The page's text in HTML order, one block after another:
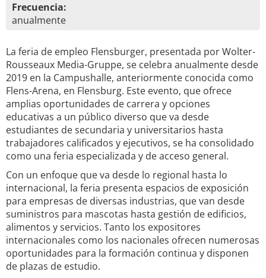
Frecuencia:
anualmente
La feria de empleo Flensburger, presentada por Wolter-
Rousseaux Media-Gruppe, se celebra anualmente desde
2019 en la Campushalle, anteriormente conocida como
Flens-Arena, en Flensburg. Este evento, que ofrece
amplias oportunidades de carrera y opciones
educativas a un público diverso que va desde
estudiantes de secundaria y universitarios hasta
trabajadores calificados y ejecutivos, se ha consolidado
como una feria especializada y de acceso general.
Con un enfoque que va desde lo regional hasta lo
internacional, la feria presenta espacios de exposición
para empresas de diversas industrias, que van desde
suministros para mascotas hasta gestión de edificios,
alimentos y servicios. Tanto los expositores
internacionales como los nacionales ofrecen numerosas
oportunidades para la formación continua y disponen
de plazas de estudio.